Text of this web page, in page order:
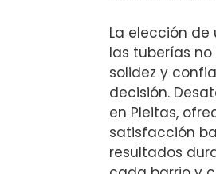
La elección
las tuberías
solidez y
decisión.
en Pleitas,
satisfacción
resultados